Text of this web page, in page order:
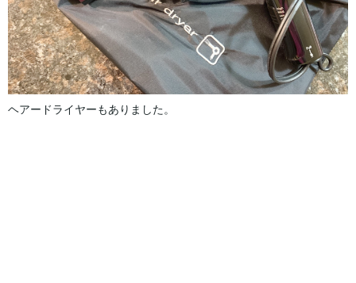
ヘアードライヤーもありました。